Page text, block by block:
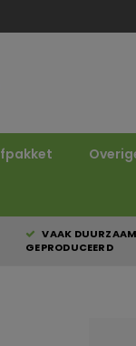
VAAK
GEPRODUCEERD